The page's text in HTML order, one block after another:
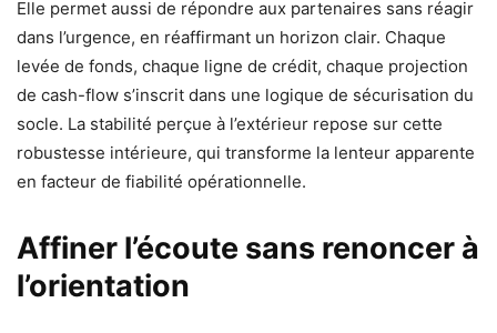
Elle permet aussi de répondre aux partenaires sans réagir
dans l’urgence, en réaffirmant un horizon clair. Chaque
levée de fonds, chaque ligne de crédit, chaque projection
de cash-flow s’inscrit dans une logique de sécurisation du
socle. La stabilité perçue à l’extérieur repose sur cette
robustesse intérieure, qui transforme la lenteur apparente
en facteur de fiabilité opérationnelle.
Affiner l’écoute sans renoncer à
l’orientation